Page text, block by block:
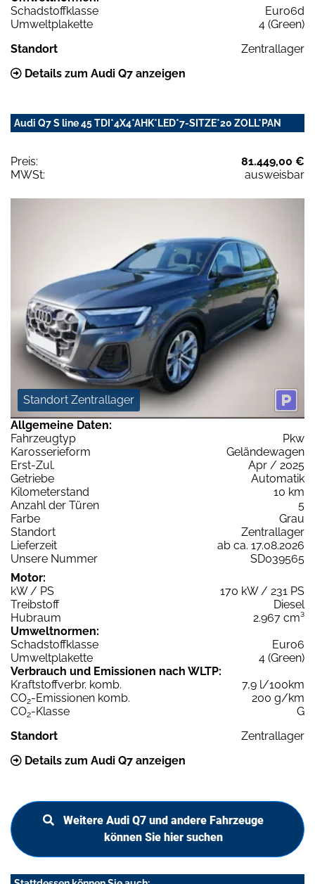
Schadstoffklasse
Euro6d
Umweltplakette
4 (Green)
Standort
Zentrallager
Details zum Audi Q7 anzeigen
Audi Q7 S line 45 TDI*4X4*AHK*LED*7-SITZE*20 ZOLL*PAN
Preis:
81.449,00 €
MWSt:
ausweisbar
Standort Zentrallager
Allgemeine Daten:
Fahrzeugtyp
Pkw
Karosserieform
Geländewagen
Erst-Zul.
Apr / 2025
Getriebe
Automatik
Kilometerstand
10 km
Anzahl der Türen
5
Farbe
Grau
Standort
Zentrallager
Lieferzeit
ab ca. 17.08.2026
Unsere Nummer
SD039565
Motor:
kW / PS
170 kW / 231 PS
Treibstoff
Diesel
Hubraum
2.967 cm³
Umweltnormen:
Schadstoffklasse
Euro6
Umweltplakette
4 (Green)
Verbrauch und Emissionen nach WLTP:
Kraftstoffverbr. komb.
7,9 l/100km
CO2-Emissionen komb.
200 g/km
CO2-Klasse
G
Standort
Zentrallager
Details zum Audi Q7 anzeigen
Weitere Audi Q7 und andere Fahrzeuge
können Sie hier suchen